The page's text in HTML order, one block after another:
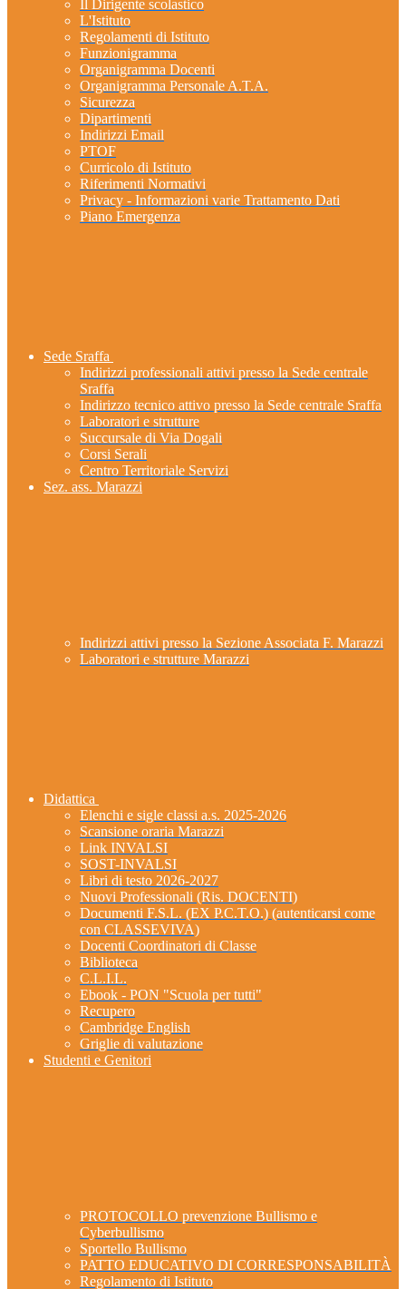
Il Dirigente scolastico
L'Istituto
Regolamenti di Istituto
Funzionigramma
Organigramma Docenti
Organigramma Personale A.T.A.
Sicurezza
Dipartimenti
Indirizzi Email
PTOF
Curricolo di Istituto
Riferimenti Normativi
Privacy - Informazioni varie Trattamento Dati
Piano Emergenza
Sede Sraffa
Indirizzi professionali attivi presso la Sede centrale
Sraffa
Indirizzo tecnico attivo presso la Sede centrale Sraffa
Laboratori e strutture
Succursale di Via Dogali
Corsi Serali
Centro Territoriale Servizi
Sez. ass. Marazzi
Indirizzi attivi presso la Sezione Associata F. Marazzi
Laboratori e strutture Marazzi
Didattica
Elenchi e sigle classi a.s. 2025-2026
Scansione oraria Marazzi
Link INVALSI
SOST-INVALSI
Libri di testo 2026-2027
Nuovi Professionali (Ris. DOCENTI)
Documenti F.S.L. (EX P.C.T.O.) (autenticarsi come
con CLASSEVIVA)
Docenti Coordinatori di Classe
Biblioteca
C.L.I.L.
Ebook - PON "Scuola per tutti"
Recupero
Cambridge English
Griglie di valutazione
Studenti e Genitori
PROTOCOLLO prevenzione Bullismo e
Cyberbullismo
Sportello Bullismo
PATTO EDUCATIVO DI CORRESPONSABILITÀ
Regolamento di Istituto